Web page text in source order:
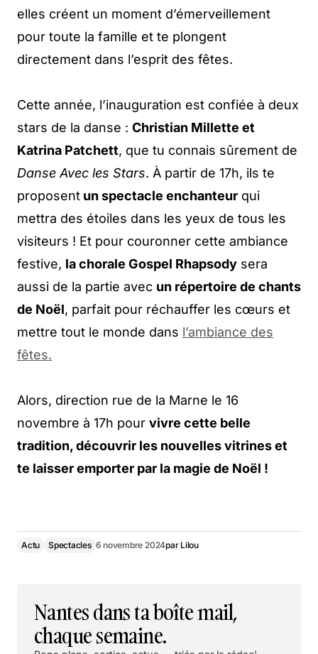
elles créent un moment d’émerveillement
pour toute la famille et te plongent
directement dans l’esprit des fêtes.
Cette année, l’inauguration est confiée à deux
stars de la danse : Christian Millette et
Katrina Patchett, que tu connais sûrement de
Danse Avec les Stars. À partir de 17h, ils te
proposent un spectacle enchanteur qui
mettra des étoiles dans les yeux de tous les
visiteurs ! Et pour couronner cette ambiance
festive, la chorale Gospel Rhapsody sera
aussi de la partie avec un répertoire de chants
de Noël, parfait pour réchauffer les cœurs et
mettre tout le monde dans l’ambiance des
fêtes.
Alors, direction rue de la Marne le 16
novembre à 17h pour vivre cette belle
tradition, découvrir les nouvelles vitrines et
te laisser emporter par la magie de Noël !
Actu Spectacles 6 novembre 2024par Lilou
Nantes dans ta boîte mail,
chaque semaine.